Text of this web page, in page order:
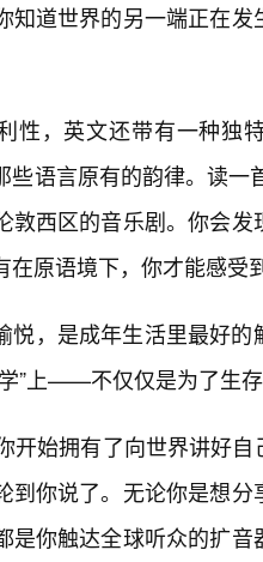
知道世界的另一端正在
性，英文还带有一种独
些语言原有的韵律。读一
敦西区的音乐剧。你会
原语境下，你才能感受
悦，是成年生活里最好
”上——不仅仅是为了生
开始拥有了向世界讲好
到你说了。无论你是想
是你触达全球听众的扩